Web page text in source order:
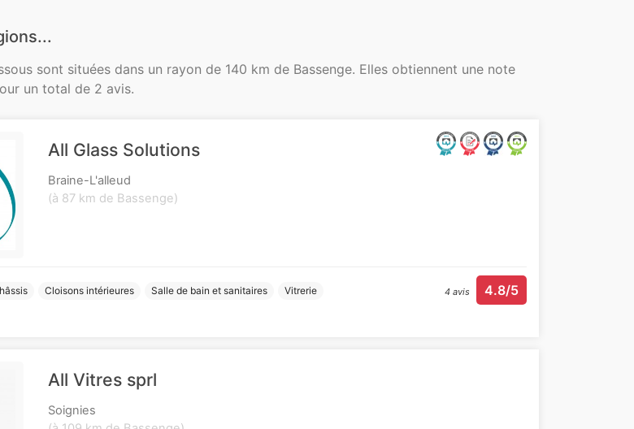
sont situées dans un rayon de 140 km de Bassenge. Elles obtiennent une note
un total de 2 avis.
All Glass Solutions
Braine-L'alleud
(à 87 km de Bassenge)
4 avis 4.8/5
Cloisons intérieures Salle de bain et sanitaires
Vitrerie
All Vitres sprl
Soignies